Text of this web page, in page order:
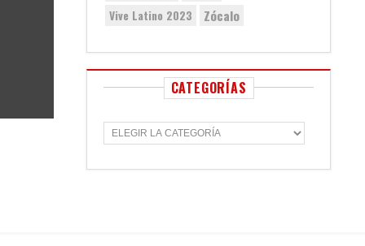
Vive Latino 2023
Zócalo
CATEGORÍAS
C
a
e